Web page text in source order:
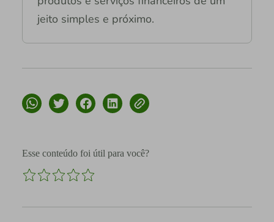
jeito simples e próximo.
Esse conteúdo foi útil para você?